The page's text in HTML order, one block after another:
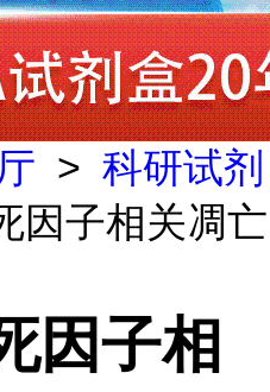
> 科研试剂
因子相关凋亡
因子相